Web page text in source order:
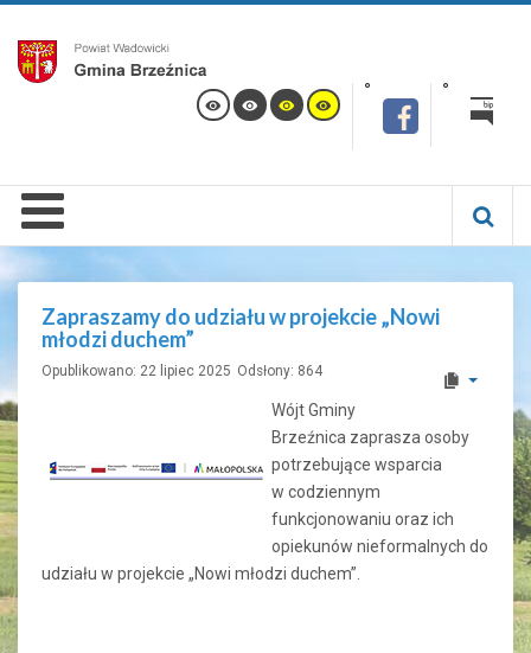
Zapraszamy do udziału w projekcie „Nowi
młodzi duchem”
Opublikowano: 22 lipiec 2025 Odsłony: 864
Wójt Gminy
Brzeźnica zaprasza osoby
potrzebujące wsparcia
w codziennym
funkcjonowaniu oraz ich
opiekunów nieformalnych do
udziału w projekcie „Nowi młodzi duchem”.